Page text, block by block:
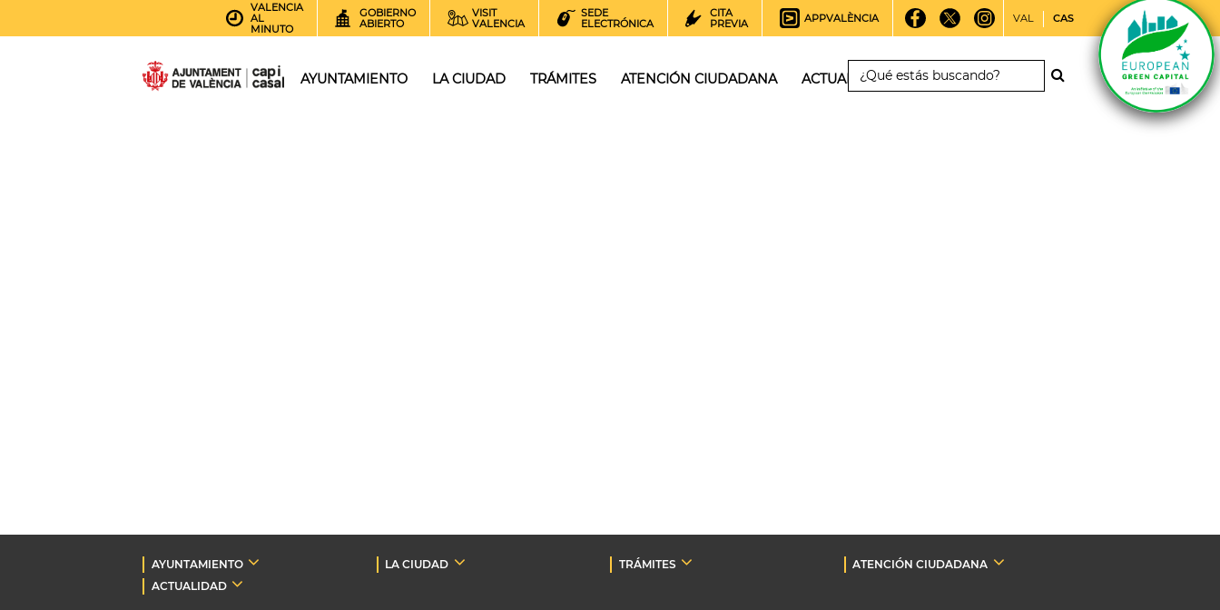
VALENCIA
AL
MINUTO
GOBIERNO
ABIERTO
VISIT
VALENCIA
SEDE
ELECTRÓNICA
CITA
PREVIA
APPVALÈNCIA VAL CAS
AYUNTAMIENTO LA CIUDAD TRÁMITES ATENCIÓN CIUDADANA ACTUALIDAD
AYUNTAMIENTO LA CIUDAD TRÁMITES
ATENCIÓN CIUDADANA
ACTUALIDAD